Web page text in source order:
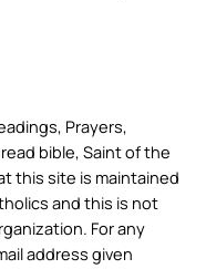
Prayers,
bible, Saint of the
this site is maintained
and this is not
For any
address given